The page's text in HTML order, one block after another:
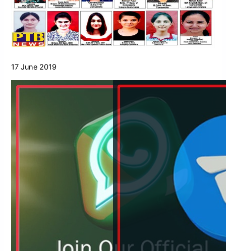
17 June 2019